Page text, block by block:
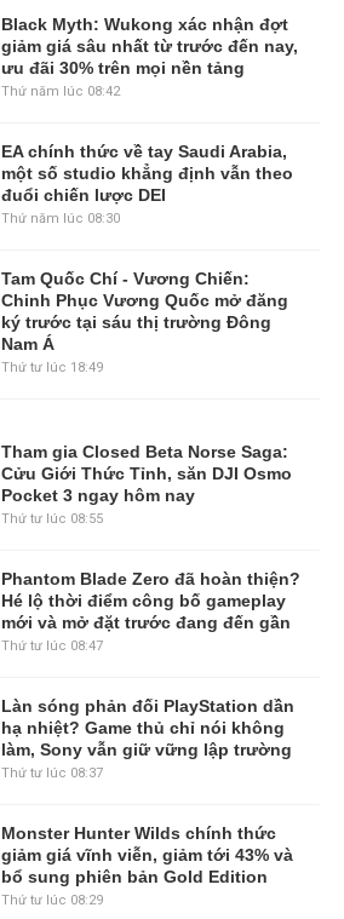
Black Myth: Wukong xác nhận đợt
giảm giá sâu nhất từ trước đến nay,
ưu đãi 30% trên mọi nền tảng
Thứ năm lúc 08:42
EA chính thức về tay Saudi Arabia,
một số studio khẳng định vẫn theo
đuổi chiến lược DEI
Thứ năm lúc 08:30
Tam Quốc Chí - Vương Chiến:
Chinh Phục Vương Quốc mở đăng
ký trước tại sáu thị trường Đông
Nam Á
Thứ tư lúc 18:49
Tham gia Closed Beta Norse Saga:
Cửu Giới Thức Tỉnh, săn DJI Osmo
Pocket 3 ngay hôm nay
Thứ tư lúc 08:55
Phantom Blade Zero đã hoàn thiện?
Hé lộ thời điểm công bố gameplay
mới và mở đặt trước đang đến gần
Thứ tư lúc 08:47
Làn sóng phản đối PlayStation dần
hạ nhiệt? Game thủ chỉ nói không
làm, Sony vẫn giữ vững lập trường
Thứ tư lúc 08:37
Monster Hunter Wilds chính thức
giảm giá vĩnh viễn, giảm tới 43% và
bổ sung phiên bản Gold Edition
Thứ tư lúc 08:29